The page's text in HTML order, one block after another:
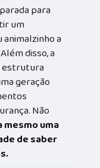
para
um
a
disso, a
estrutura
geração
Não
uma
de saber